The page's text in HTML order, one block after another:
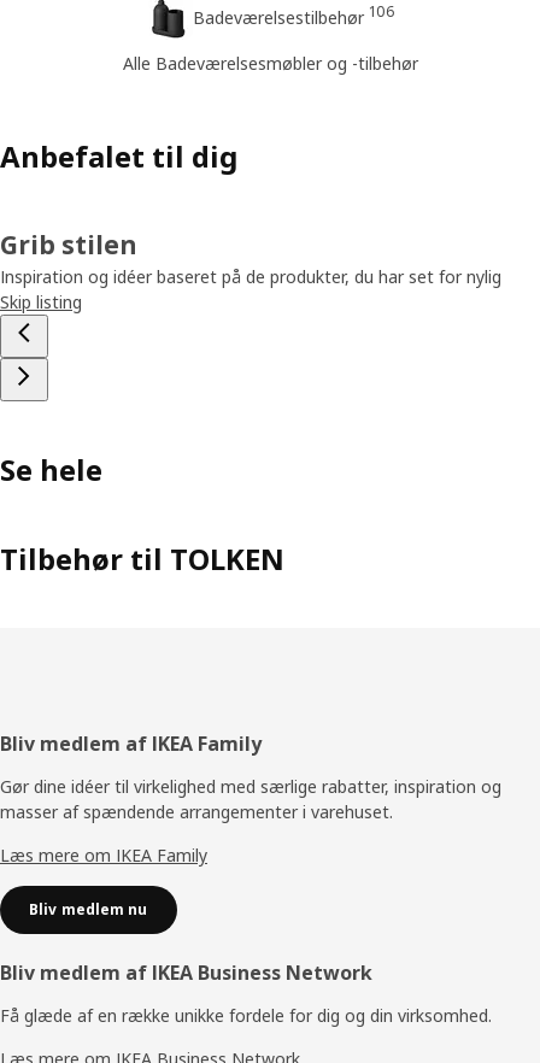
Badeværelsestilbehør 106
Alle Badeværelsesmøbler og -tilbehør
Anbefalet til dig
Grib stilen
Inspiration og idéer baseret på de produkter, du har set for nylig
Skip listing
Se hele
Tilbehør til TOLKEN
Footer
Bliv medlem af IKEA Family
Gør dine idéer til virkelighed med særlige rabatter, inspiration og
masser af spændende arrangementer i varehuset.
Læs mere om IKEA Family
Bliv medlem nu
Bliv medlem af IKEA Business Network
Få glæde af en række unikke fordele for dig og din virksomhed.